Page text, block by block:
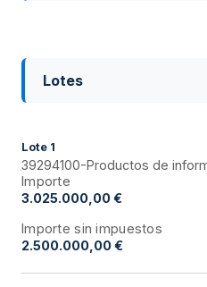
Lotes
Lote 1
39294100-Productos de
Importe
3.025.000,00 €
Importe sin impuestos
2.500.000,00 €